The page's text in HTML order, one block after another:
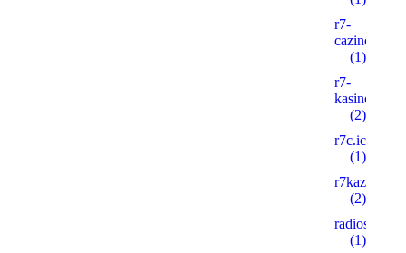
r7-
cazinos.xyz
(1)
r7-
kasino8.site
(2)
r7c.icu
(1)
r7kazino.life
(2)
(1)